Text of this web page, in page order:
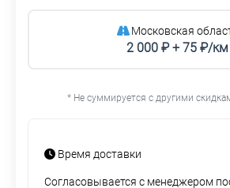
Московская
2 000 ₽ + 75 ₽/км
* Не суммируется с другими
Время доставки
Согласовывается с менеджером